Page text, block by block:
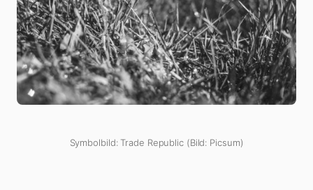
Symbolbild: Trade Republic (Bild: Picsum)